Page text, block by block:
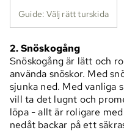
Guide: Välj rätt turskida
2. Snöskogång
Snöskogång är lätt och
använda snöskor. Med
sjunka ned. Med vanliga
vill ta det lugnt och
löpa - allt är roligare
nedåt backar på ett